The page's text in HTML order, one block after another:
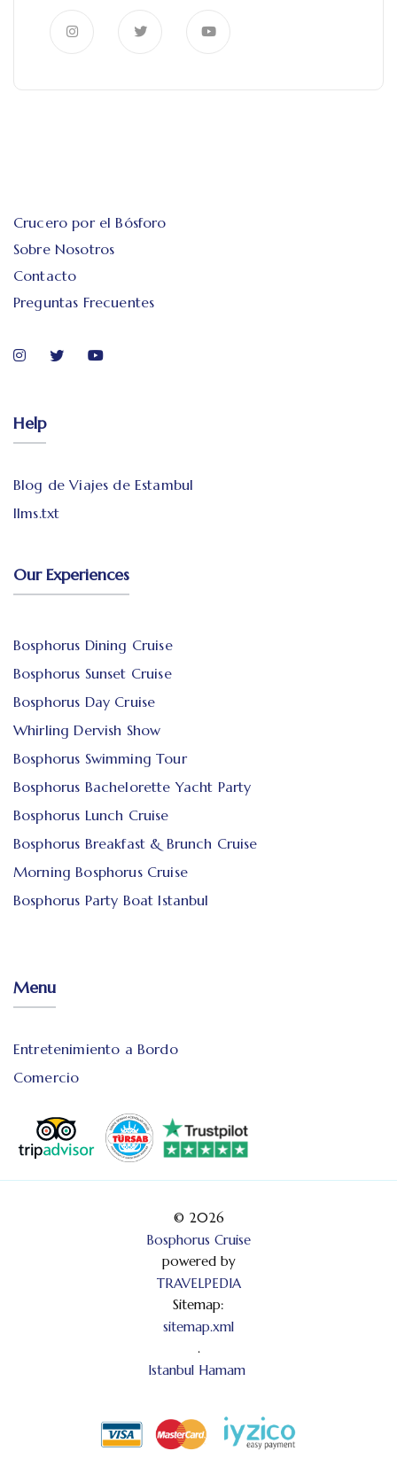
Crucero por el Bósforo
Sobre Nosotros
Contacto
Preguntas Frecuentes
Help
Blog de Viajes de Estambul
llms.txt
Our Experiences
Bosphorus Dining Cruise
Bosphorus Sunset Cruise
Bosphorus Day Cruise
Whirling Dervish Show
Bosphorus Swimming Tour
Bosphorus Bachelorette Yacht Party
Bosphorus Lunch Cruise
Bosphorus Breakfast & Brunch Cruise
Morning Bosphorus Cruise
Bosphorus Party Boat Istanbul
Menu
Entretenimiento a Bordo
Comercio
© 2026
Bosphorus Cruise
powered by
TRAVELPEDIA
Sitemap:
sitemap.xml
.
Istanbul Hamam